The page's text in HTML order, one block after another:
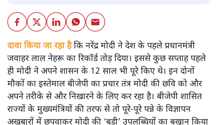
दावा किया जा रहा हैकि नरेंद्र मोदी ने देश के पहले प्रधानमंत्री
जवाहर लाल नेहरू का रिकॉर्ड तोड़ दिया। इससे कुछ सप्ताह पहले
ही मोदी ने अपने शासन के 12 साल भी पूरे किए थे। इन दोनों
मौकों का इस्तेमाल बीजेपी का प्रचार तंत्र मोदी की छवि को और
अपने तरीके से और निखारने के लिए कर रहा है। बीजेपी शासित
राज्यों के मुख्यमंत्रियों की तरफ से तो पूरे-पूरे पन्ने के विज्ञापन
अखबारों में छपवाकर मोदी की ‘बड़ी’ उपलब्धियों का बखान किया